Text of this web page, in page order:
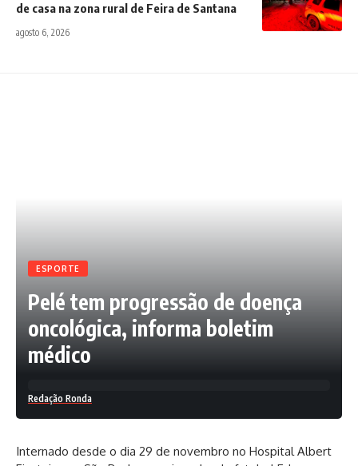
de casa na zona rural de Feira de Santana
agosto 6, 2026
ESPORTE
Pelé tem progressão de doença
oncológica, informa boletim
médico
Redação Ronda
Internado desde o dia 29 de novembro no Hospital Albert